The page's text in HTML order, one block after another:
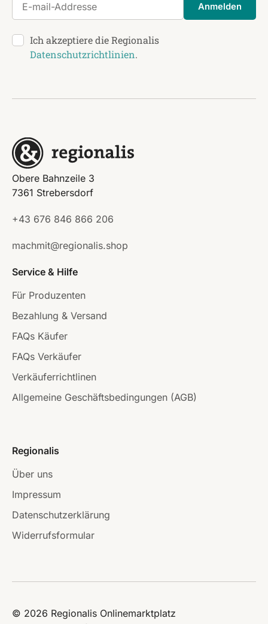
Anmelden
Ich akzeptiere die Regionalis
Datenschutzrichtlinien.
Obere Bahnzeile 3
7361 Strebersdorf
+43 676 846 866 206
machmit@regionalis.shop
Service & Hilfe
Für Produzenten
Bezahlung & Versand
FAQs Käufer
FAQs Verkäufer
Verkäuferrichtlinen
Allgemeine Geschäftsbedingungen (AGB)
Regionalis
Über uns
Impressum
Datenschutzerklärung
Widerrufsformular
© 2026 Regionalis Onlinemarktplatz